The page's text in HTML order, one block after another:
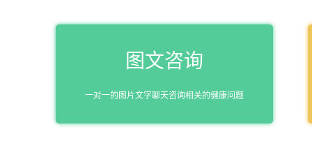
图文咨询
一对一的图片文字聊天咨询相关的健康问题